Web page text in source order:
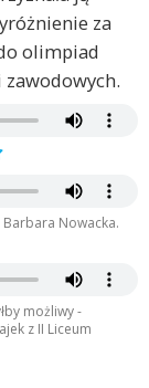
za
olimpiad
Nowacka.
możliwy -
z II Liceum